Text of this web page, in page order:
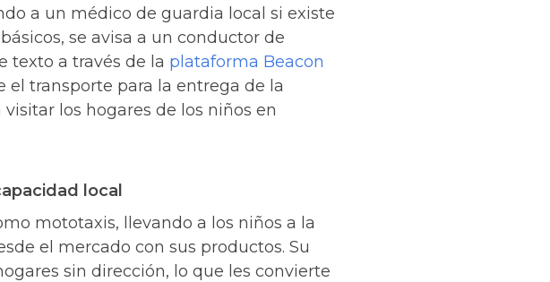
a un médico de guardia local si existe
se avisa a un conductor de
texto a través de la plataforma Beacon
el transporte para la entrega de la
los hogares de los niños en
local
mototaxis, llevando a los niños a la
el mercado con sus productos. Su
sin dirección, lo que les convierte